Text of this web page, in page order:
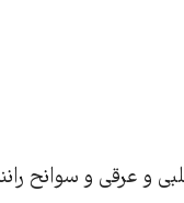
و عرقی و سوانح